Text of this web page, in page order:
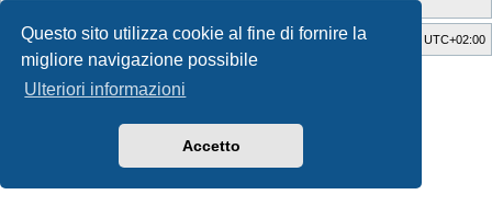
Questo sito utilizza cookie al fine di fornire la
migliore navigazione possibile
Ulteriori informazioni
Accetto
Indice Tutti gli orari sono UTC+02:00
Cancella cookie
Style Developer by ©
Creato daphpBB
Privacy|Condizioni